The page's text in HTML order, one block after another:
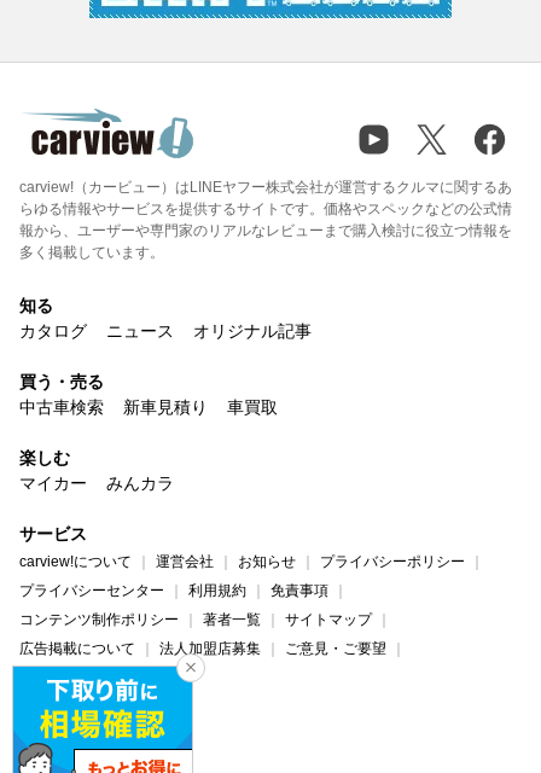
carview!（カービュー）はLINEヤフー株式会社が運営するクルマに関するあ
らゆる情報やサービスを提供するサイトです。価格やスペックなどの公式情
報から、ユーザーや専門家のリアルなレビューまで購入検討に役立つ情報を
多く掲載しています。
知る
カタログ
ニュース オリジナル記事
買う・売る
中古車検索
新車見積り 車買取
楽しむ
マイカー
みんカラ
サービス
carview!について 運営会社 お知らせ
プライバシーポリシー
プライバシーセンター
利用規約
免責事項
コンテンツ制作ポリシー
著者一覧
サイトマップ
広告掲載について
法人加盟店募集
ご意見・ご要望
ヘルプ・お問い合わせ
carview! Yahoo! JAPAN